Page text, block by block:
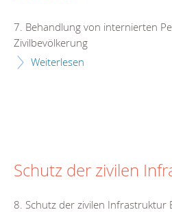
7. Behandlung von internierten
Zivilbevölkerung
Weiterlesen
Schutz der zivilen
8. Schutz der zivilen Infrastruktur